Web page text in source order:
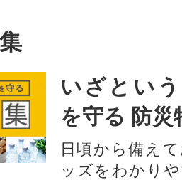
いざとい
を守る 防災
日頃から備え
ッズをわかり